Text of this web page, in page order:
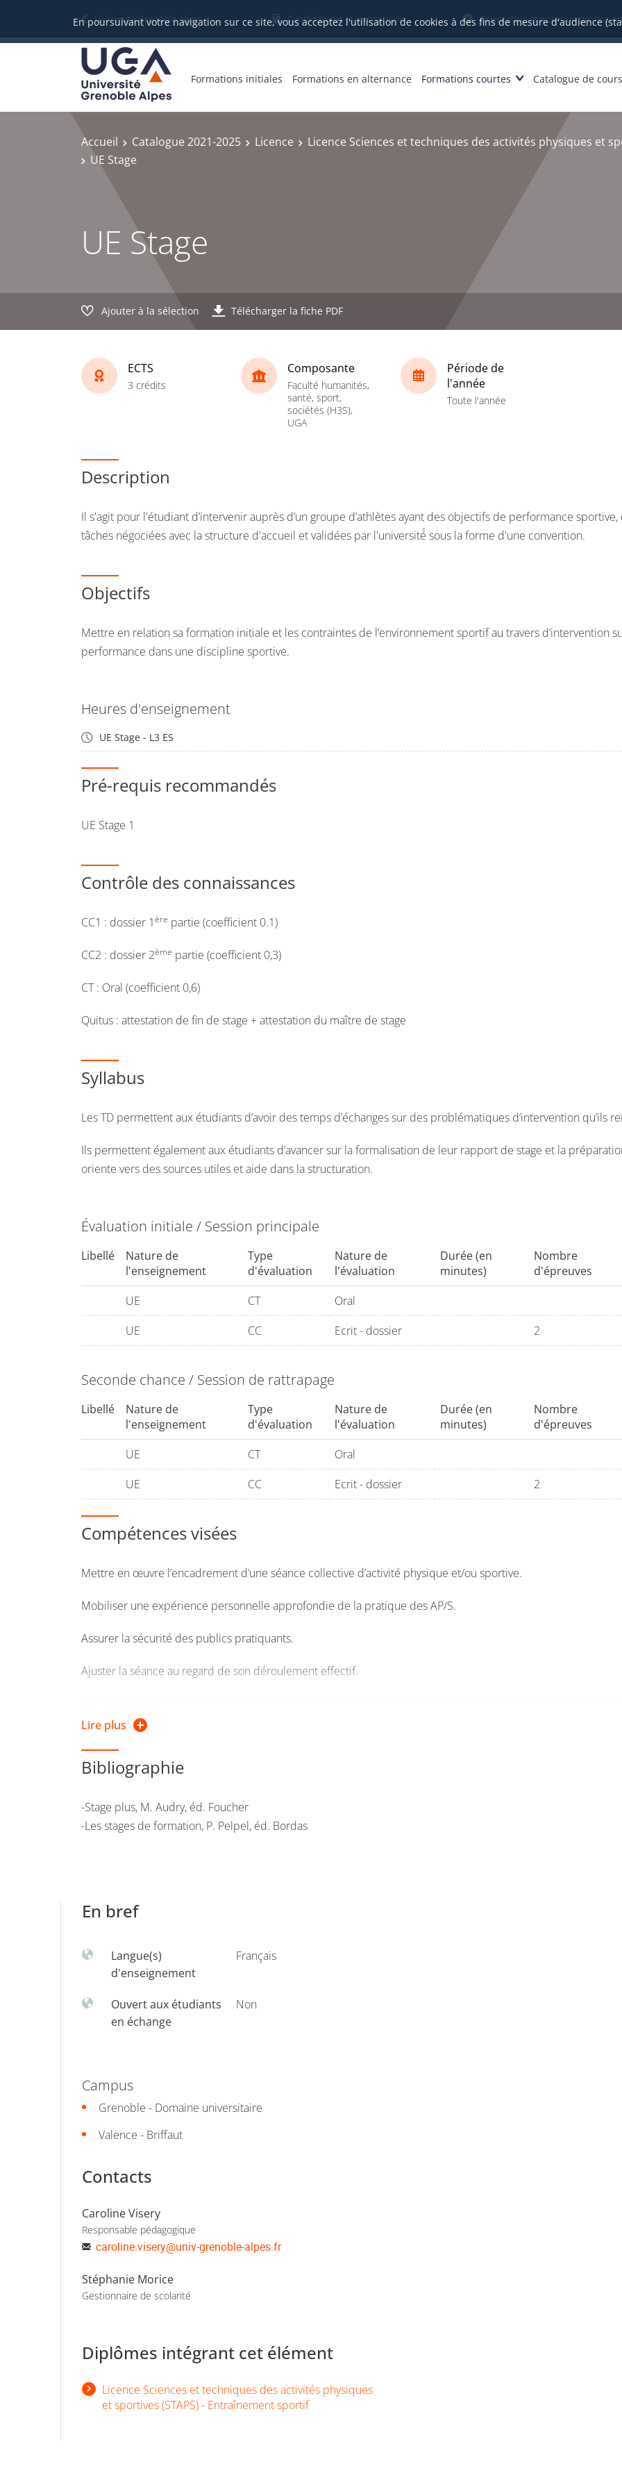
En poursuivant votre navigation sur ce site, vous acceptez l'utilisation de cookies à des fins de mesure d'audience
Université Grenoble Alpes Candidatures et inscriptions Orientation et insertion
Formations initiales Formations en alternance Formations courtes Catalogue de cours
Accueil Catalogue 2021-2025 Licence
Licence Sciences et techniques des activités physiques et
UE Stage
UE Stage
Ajouter à la sélection Télécharger la fiche PDF
ECTS
3 crédits
Composante
Faculté humanités,
santé, sport,
sociétés (H3S),
UGA
Période de
l'année
Toute l'année
Description
Il s'agit pour l'étudiant d’intervenir auprès d’un groupe d’athlètes ayant des objectifs de performance
tâches négociées avec la structure d'accueil et validées par l'université́ sous la forme d'une convention.
Objectifs
Mettre en relation sa formation initiale et les contraintes de l’environnement sportif au travers d’intervention
performance dans une discipline sportive.
Heures d'enseignement
UE Stage - L3 ES
Pré-requis recommandés
UE Stage 1
Contrôle des connaissances
CC1 : dossier 1ère partie (coefficient 0.1)
CC2 : dossier 2ème partie (coefficient 0,3)
CT : Oral (coefficient 0,6)
Quitus : attestation de fin de stage + attestation du maître de stage
Syllabus
Les TD permettent aux étudiants d’avoir des temps d’échanges sur des problématiques d’intervention qu’ils
Ils permettent également aux étudiants d’avancer sur la formalisation de leur rapport de stage et la
oriente vers des sources utiles et aide dans la structuration.
Évaluation initiale / Session principale
Libellé
Nature de
l'enseignement
Type
d'évaluation
Nature de
l'évaluation
Durée (en
minutes)
Nombre
d'épreuves
UE CT Oral
UE
CC Ecrit - dossier 2
Seconde chance / Session de rattrapage
Libellé
Nature de
l'enseignement
Type
d'évaluation
Nature de
l'évaluation
Durée (en
minutes)
Nombre
d'épreuves
UE CT Oral
UE
CC Ecrit - dossier 2
Compétences visées
Mettre en œuvre l’encadrement d’une séance collective d’activité physique et/ou sportive.
Mobiliser une expérience personnelle approfondie de la pratique des AP/S.
Assurer la sécurité des publics pratiquants.
Ajuster la séance au regard de son déroulement effectif.
Encadrer un groupe de sportif en compétition en toute sécurité.
Organiser une séance d’AP/S en fonction d’un public et d’un objectif.
Lire plus
Bibliographie
-Stage plus, M. Audry, éd. Foucher
-Les stages de formation, P. Pelpel, éd. Bordas
En bref
Langue(s)
d'enseignement
Français
Ouvert aux étudiants
en échange
Non
Campus
Grenoble - Domaine universitaire
Valence - Briffaut
Contacts
Caroline Visery
Responsable pédagogique
caroline.visery@univ-grenoble-alpes.fr
Stéphanie Morice
Gestionnaire de scolarité
Diplômes intégrant cet élément
Licence Sciences et techniques des activités physiques
et sportives (STAPS) - Entraînement sportif